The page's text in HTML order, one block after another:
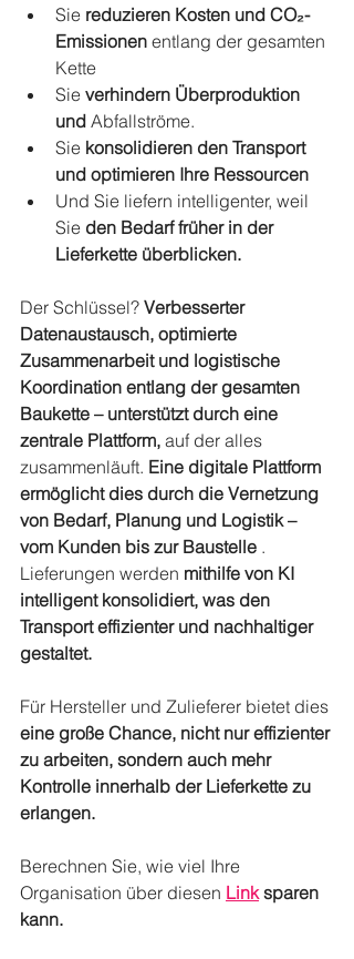
Sie reduzieren Kosten und CO₂-
Emissionen entlang der gesamten
Kette
Sie verhindern Überproduktion
und Abfallströme.
Sie konsolidieren den Transport
und optimieren Ihre Ressourcen
Und Sie liefern intelligenter, weil
Sie den Bedarf früher in der
Lieferkette überblicken.
Der Schlüssel? Verbesserter
Datenaustausch, optimierte
Zusammenarbeit und logistische
Koordination entlang der gesamten
Baukette – unterstützt durch eine
zentrale Plattform, auf der alles
zusammenläuft. Eine digitale Plattform
ermöglicht dies durch die Vernetzung
von Bedarf, Planung und Logistik –
vom Kunden bis zur Baustelle .
Lieferungen werden mithilfe von KI
intelligent konsolidiert, was den
Transport effizienter und nachhaltiger
gestaltet.
Für Hersteller und Zulieferer bietet dies
eine große Chance, nicht nur effizienter
zu arbeiten, sondern auch mehr
Kontrolle innerhalb der Lieferkette zu
erlangen.
Berechnen Sie, wie viel Ihre
Organisation über diesen Link sparen
kann.